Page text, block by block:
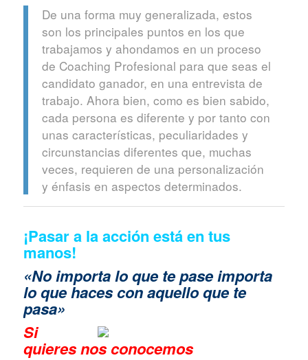
De una forma muy generalizada, estos
son los principales puntos en los que
trabajamos y ahondamos en un proceso
de Coaching Profesional para que seas el
candidato ganador, en una entrevista de
trabajo. Ahora bien, como es bien sabido,
cada persona es diferente y por tanto con
unas características, peculiaridades y
circunstancias diferentes que, muchas
veces, requieren de una personalización
y énfasis en aspectos determinados.
¡Pasar a la acción está en tus
manos!
«No importa lo que te pase importa
lo que haces con aquello que te
pasa»
Si
quieres nos conocemos